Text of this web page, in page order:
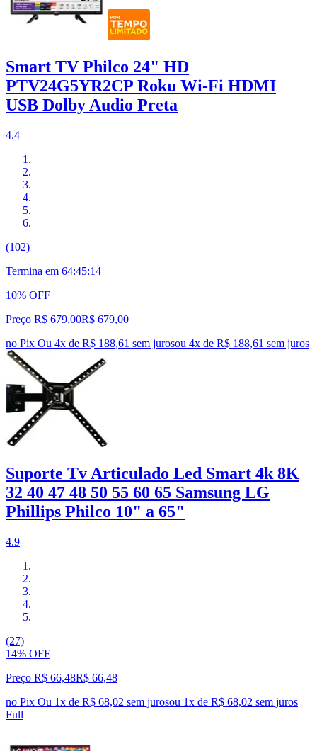
Smart TV Philco 24" HD
PTV24G5YR2CP Roku Wi-Fi HDMI
USB Dolby Audio Preta
4.4
(102)
Termina em 64:45:13
10% OFF
Preço R$ 679,00R$ 679,00
no Pix Ou 4x de R$ 188,61 sem jurosou 4x de R$ 188,61 sem juros
Suporte Tv Articulado Led Smart 4k 8K
32 40 47 48 50 55 60 65 Samsung LG
Phillips Philco 10" a 65"
4.9
(27)
14% OFF
Preço R$ 66,48R$ 66,48
no Pix Ou 1x de R$ 68,02 sem jurosou 1x de R$ 68,02 sem juros
Full